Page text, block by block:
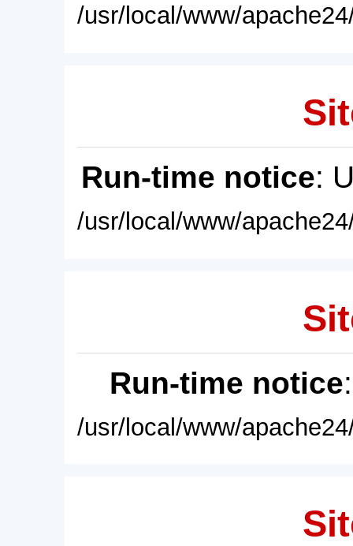
/usr/local/www/
Run-time notice:
/usr/local/www/
Run-time notice
/usr/local/www/